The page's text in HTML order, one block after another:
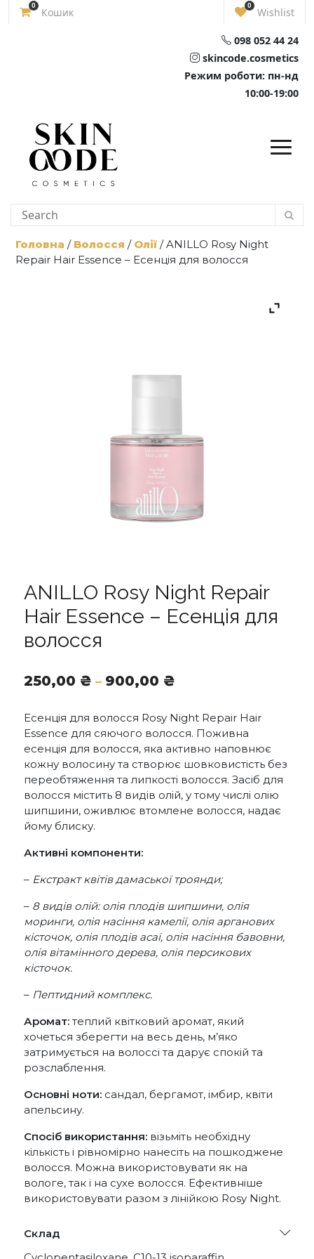
Skip
0
Кошик
0
Wishlist
098 052 44 24
skincode.cosmetics
Режим роботи: пн-нд
10:00-19:00
Головна / Волосся / Олії / ANILLO Rosy Night
Repair Hair Essence – Есенція для волосся
ANILLO Rosy Night Repair
Hair Essence – Есенція для
волосся
250,00 ₴ – 900,00 ₴
від
250,00 ₴
до
900,00 ₴
Есенція для волосся Rosy Night Repair Hair
Essence для сяючого волосся. Поживна
есенція для волосся, яка активно наповнює
кожну волосину та створює шовковистість без
переобтяження та липкості волосся. Засіб для
волосся містить 8 видів олій, у тому числі олію
шипшини, оживлює втомлене волосся, надає
йому блиску.
Активні компоненти:
– Екстракт квітів дамаської троянди;
– 8 видів олій: олія плодів шипшини, олія
моринги, олія насіння камелії, олія арганових
кісточок, олія плодів асаї, олія насіння бавовни,
олія вітамінного дерева, олія персикових
кісточок.
– Пептидний комплекс.
Аромат: теплий квітковий аромат, який
хочеться зберегти на весь день, м’яко
затримується на волоссі та дарує спокій та
розслаблення.
Основні ноти: сандал, бергамот, імбир, квіти
апельсину.
Спосіб використання: візьміть необхідну
кількість і рівномірно нанесіть на пошкоджене
волосся. Можна використовувати як на
вологе, так і на сухе волосся. Ефективніше
використовувати разом з лінійкою Rosy Night.
Склад